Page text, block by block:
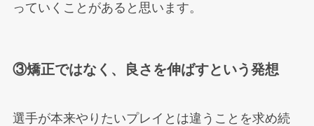
っていくことがあると思います。
③矯正ではなく、良さを伸ばすという発想
選手が本来やりたいプレイとは違うことを求め続